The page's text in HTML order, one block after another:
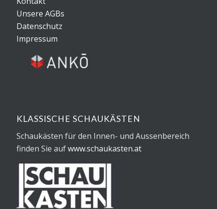
Unsere AGBs
Datenschutz
Impressum
KLASSISCHE SCHAUKÄSTEN
Schaukästen für den Innen- und Aussenbereich
finden Sie aufwww.schaukasten.at